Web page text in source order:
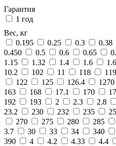
Гарантия
1 год
Вес, кг
0.195
0.25 0.3 0.38
0.450
0.5 0.6 0.65
1.15
1.32 1.4 1.6
10.2
102 11 118
122
125 126.4 1270
163
168 17.1 170
192
193 2 2.3 2.8
23.2
230 232 235 25
270
275 280 285
3.7
30 33 34 340
390
4 4.2 4.33 4.4